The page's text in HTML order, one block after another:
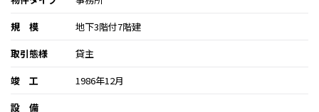
規 模
地下3階付7階建
取引態様
貸主
竣 工
1986年12月
設 備